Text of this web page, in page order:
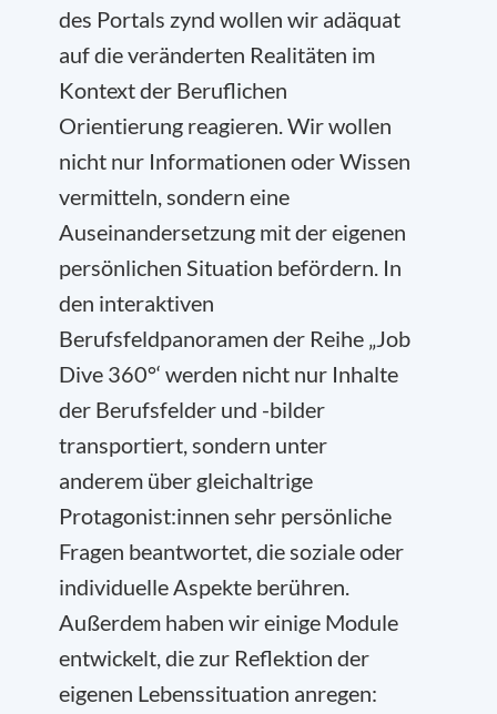
des Portals zynd wollen wir adäquat
auf die veränderten Realitäten im
Kontext der Beruflichen
Orientierung reagieren. Wir wollen
nicht nur Informationen oder Wissen
vermitteln, sondern eine
Auseinandersetzung mit der eigenen
persönlichen Situation befördern. In
den interaktiven
Berufsfeldpanoramen der Reihe „Job
Dive 360°‘ werden nicht nur Inhalte
der Berufsfelder und -bilder
transportiert, sondern unter
anderem über gleichaltrige
Protagonist:innen sehr persönliche
Fragen beantwortet, die soziale oder
individuelle Aspekte berühren.
Außerdem haben wir einige Module
entwickelt, die zur Reflektion der
eigenen Lebenssituation anregen: